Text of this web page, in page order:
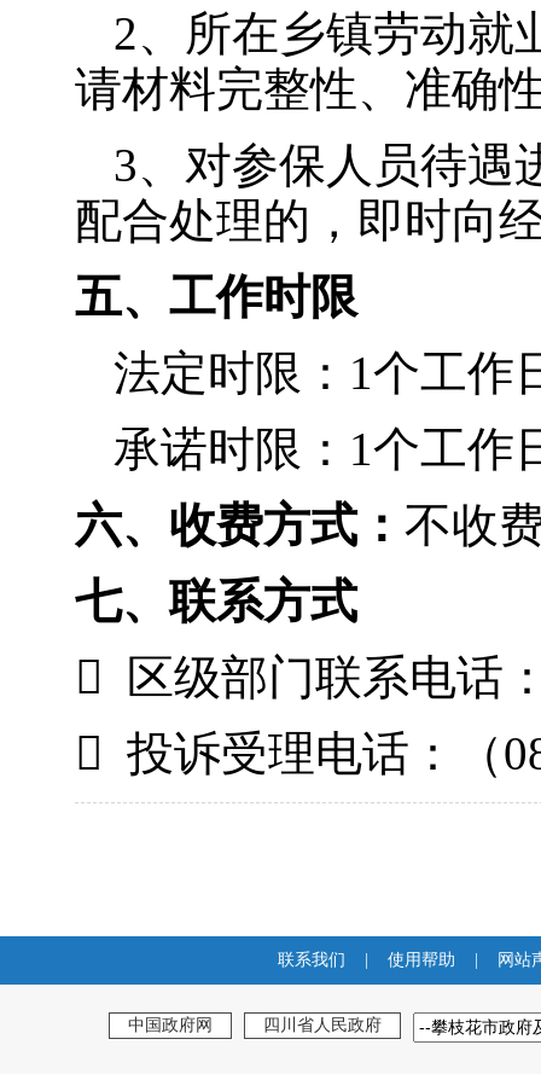
2、所在乡镇劳动就
请材料完整性、准确
3、对参保人员待遇
配合处理的，即时向
五、工作时限
法定时限：1个工作
承诺时限：1个工作
六、收费方式： 不收
七、联系方式

区级部门联系电话
 投诉受理电话：（
联系我们 使用帮助 网站
中国政府网 四川省人民政府